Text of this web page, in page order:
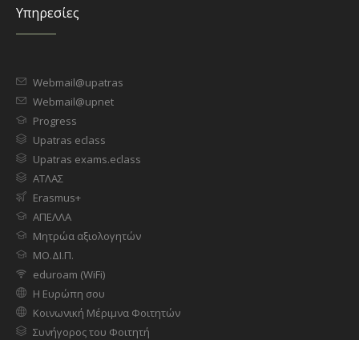
Υπηρεσίες
Webmail@upatras
Webmail@upnet
Progress
Upatras eclass
Upatras exams.eclass
ΑΤΛΑΣ
Erasmus+
ΑΠΕΛΛΑ
Μητρώα αξιολογητών
ΜΟ.ΔΙ.Π.
eduroam (WiFi)
Η Ευρώπη σου
Κοινωνική Μέριμνα Φοιτητών
Συνήγορος του Φοιτητή